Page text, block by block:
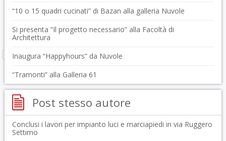
“10 o 15 quadri cucinati” di Bazan alla galleria Nuvole
Si presenta “Il progetto necessario” alla Facoltà di
Architettura
Inaugura “Happyhours” da Nuvole
“Tramonti” alla Galleria 61
Post stesso autore
Conclusi i lavori per impianto luci e marciapiedi in via Ruggero
Settimo